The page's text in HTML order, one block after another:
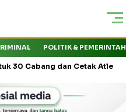
POLITIK &
dan Cetak Atlet